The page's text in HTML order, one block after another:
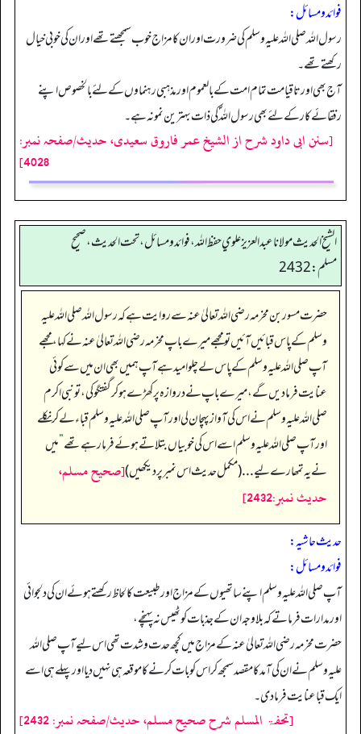
فوائد ومسائل:
رسول اللہ صلی اللہ علیہ وسلم کی ضرورت اور ان کا مزاج خوب سمجھتے تھے اور ان کی خوبی خیال
رکھتے تھے۔
آج بھی اور تاقیامت تمام امت کے بالعموم اور مذہبی رہنماوں کے لئے بالخصوص اپنے
رفقائے کار کے لئے بھی رسول اللہ ؐکی ذات بہترین نمونہ ہے۔
[سنن ابی داود شرح از الشیخ عمر فاروق سعیدی، حدیث/صفحہ نمبر:
4028]
الشيخ الحديث مولانا عبدالعزيز علوي حفظ الله، فوائد و مسائل، تحت الحديث ، صحيح
مسلم: 2432
حضرت مسور بن مخرمہ رضی اللہ تعالیٰ عنہ سے روایت ہے کہ رسول اللہ صلی اللہ علیہ
وسلم کے پاس قبائیں آئیں تو مجھے میرے باپ مخرمہ رضی اللہ تعالیٰ عنہ نےکہا، مجھے
آپ صلی اللہ علیہ وسلم کے پاس لے چلو امید ہے آپ ہمیں بھی ان میں سے کوئی
عنایت فرما دیں گے، میرے باپ نے دروازہ پر کھڑے ہو کر گفتگو کی، تو نبی اکرم
صلی اللہ علیہ وسلم نے اس کی آواز پہچان لی اور آپ صلی اللہ علیہ وسلم قباء لے کر نکلے
اور آپ صلی اللہ علیہ وسلم اسے اس کی خوبیاں بتلاتے ہوئے فرما رہے تھے”میں
نے یہ تمھارے لیے... (مکمل حدیث اس نمبر پر دیکھیں)[صحيح مسلم،
حديث نمبر:2432]
حدیث حاشیہ:
فوائد ومسائل:
آپ صلی اللہ علیہ وسلم اپنے ساتھیوں کے مزاج اور طبیعت کا لحاظ رکھتے ہوئے ان کی دلجوائی
اور مدارات فرماتے کہ بلاوجہ ان کے جذبات کو ٹھیس نہ پہنچے،
حضرت مخرمہ رضی اللہ تعالیٰ عنہ کے مزاج میں کچھ حدت و شدت تھی اس لیے آپ صلی اللہ
علیہ وسلم نے ان کی آمد کا مقصد سمجھ کر اس کو بات کرنے کا موقعہ ہی نہیں دیا اور پہلے ہی اسے
ایک قبا عنایت فرما دی۔
[تحفۃ المسلم شرح صحیح مسلم، حدیث/صفحہ نمبر: 2432]